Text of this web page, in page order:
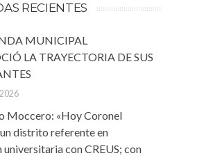
RECIENTES
MUNICIPAL
LA TRAYECTORIA DE SUS
Moccero: «Hoy Coronel
un distrito referente en
universitaria con CREUS; con